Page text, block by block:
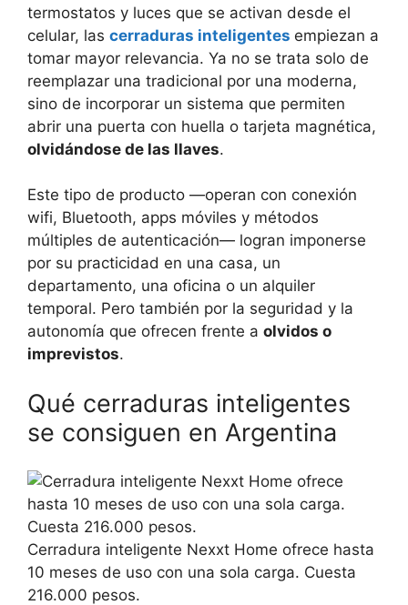
termostatos y luces que se activan desde el
celular, las cerraduras inteligentes empiezan a
tomar mayor relevancia. Ya no se trata solo de
reemplazar una tradicional por una moderna,
sino de incorporar un sistema que permiten
abrir una puerta con huella o tarjeta magnética,
olvidándose de las llaves.
Este tipo de producto —operan con conexión
wifi, Bluetooth, apps móviles y métodos
múltiples de autenticación— logran imponerse
por su practicidad en una casa, un
departamento, una oficina o un alquiler
temporal. Pero también por la seguridad y la
autonomía que ofrecen frente a olvidos o
imprevistos.
Qué cerraduras inteligentes
se consiguen en Argentina
Cerradura inteligente Nexxt Home ofrece hasta
10 meses de uso con una sola carga. Cuesta
216.000 pesos.